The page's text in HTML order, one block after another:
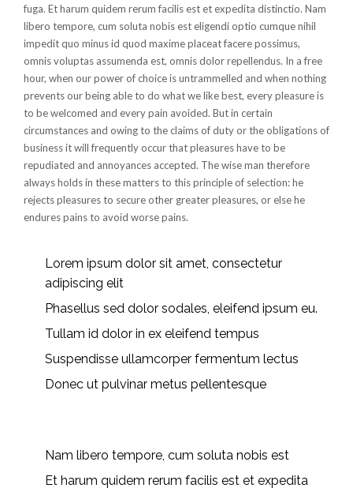
fuga. Et harum quidem rerum facilis est et expedita distinctio. Nam
libero tempore, cum soluta nobis est eligendi optio cumque nihil
impedit quo minus id quod maxime placeat facere possimus,
omnis voluptas assumenda est, omnis dolor repellendus. In a free
hour, when our power of choice is untrammelled and when nothing
prevents our being able to do what we like best, every pleasure is
to be welcomed and every pain avoided. But in certain
circumstances and owing to the claims of duty or the obligations of
business it will frequently occur that pleasures have to be
repudiated and annoyances accepted. The wise man therefore
always holds in these matters to this principle of selection: he
rejects pleasures to secure other greater pleasures, or else he
endures pains to avoid worse pains.
Lorem ipsum dolor sit amet, consectetur
adipiscing elit
Phasellus sed dolor sodales, eleifend ipsum eu.
Tullam id dolor in ex eleifend tempus
Suspendisse ullamcorper fermentum lectus
Donec ut pulvinar metus pellentesque
Nam libero tempore, cum soluta nobis est
Et harum quidem rerum facilis est et expedita